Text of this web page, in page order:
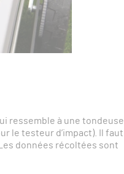
ressemble à une tondeuse
le testeur d’impact). Il faut
données récoltées sont